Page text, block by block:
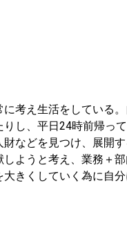
考え生活をしている
し、平日24時前帰っ
などを見つけ、展開
ようと考え、業務＋
きくしていく為に自